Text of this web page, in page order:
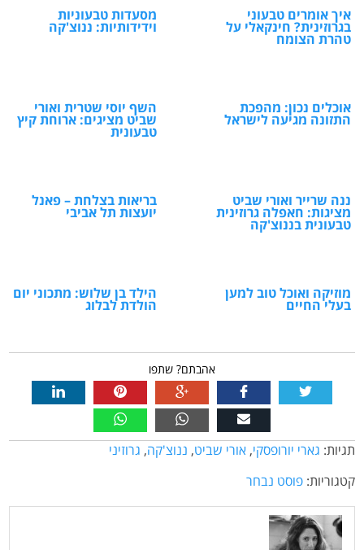
איך אומרים טבעוני
בגרוזינית? חינקאלי על
טהרת הצומח
מסעדות טבעוניות
וידידותיות: ננוצ'קה
אוכלים נכון: מהפכת
התזונה מגיעה לישראל
השף יוסי שטרית ואורי
שביט מציגים: ארוחת קיץ
טבעונית
ננה שרייר ואורי שביט
מציגות: חאפלה גרוזינית
טבעונית בננוצ'קה
בריאות בצלחת – פאנל
יועצות תל אביבי
מוזיקה ואוכל טוב למען
בעלי החיים
הילד בן שלוש: מתכוני יום
הולדת לבלוג
אהבתם? שתפו
תגיות: גארי יורופסקי,אורי שביט, ננוצ'קה, גרוזיני
קטגוריות: פוסט נבחר